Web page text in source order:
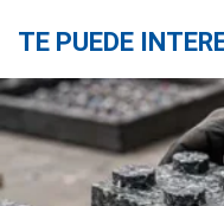
TE PUEDE